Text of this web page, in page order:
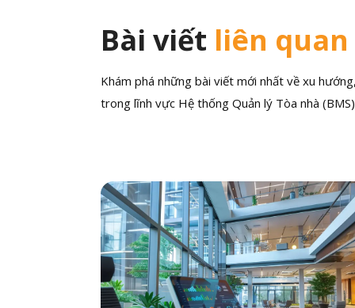
Bài viết liên quan
Khám phá những bài viết mới nhất về xu
trong lĩnh vực Hệ thống Quản lý Tòa nhà